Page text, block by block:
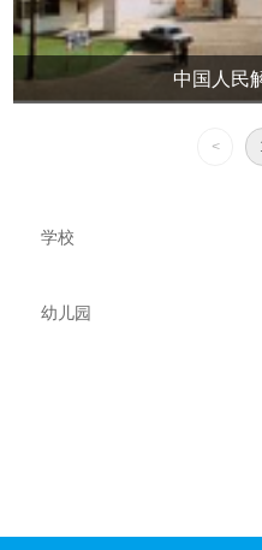
中国人民
<
学校
幼儿园